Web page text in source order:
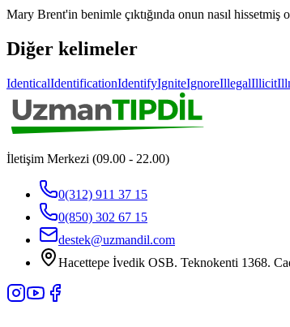
Mary Brent'in benimle çıktığında onun nasıl hissetmiş
Diğer kelimeler
IdenticalIdentificationIdentifyIgniteIgnoreIllegalIllicit
İletişim Merkezi (09.00 - 22.00)
0(312) 911 37 15
0(850) 302 67 15
destek@uzmandil.com
Hacettepe İvedik OSB. Teknokenti 1368.